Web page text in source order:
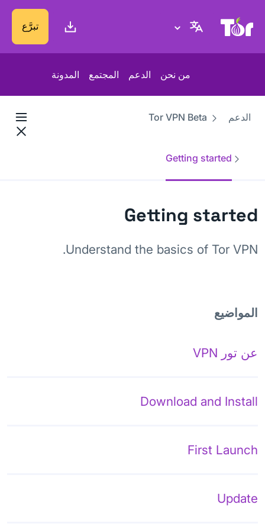
موقع Tor Project تبرَّع
من نحن الدعم المجتمع المدونة
الدعم Tor VPN Beta
Getting started
Getting started
Understand the basics of Tor VPN.
المواضيع
عن تور VPN
Download and Install
First Launch
Update